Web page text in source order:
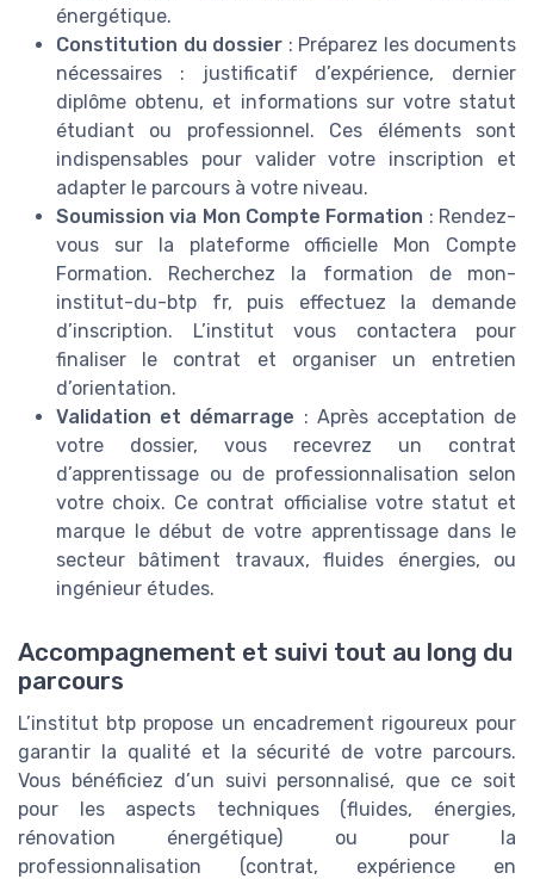
énergétique.
Constitution du dossier : Préparez les documents
nécessaires : justificatif d’expérience, dernier
diplôme obtenu, et informations sur votre statut
étudiant ou professionnel. Ces éléments sont
indispensables pour valider votre inscription et
adapter le parcours à votre niveau.
Soumission via Mon Compte Formation : Rendez-
vous sur la plateforme officielle Mon Compte
Formation. Recherchez la formation de mon-
institut-du-btp fr, puis effectuez la demande
d’inscription. L’institut vous contactera pour
finaliser le contrat et organiser un entretien
d’orientation.
Validation et démarrage : Après acceptation de
votre dossier, vous recevrez un contrat
d’apprentissage ou de professionnalisation selon
votre choix. Ce contrat officialise votre statut et
marque le début de votre apprentissage dans le
secteur bâtiment travaux, fluides énergies, ou
ingénieur études.
Accompagnement et suivi tout au long du
parcours
L’institut btp propose un encadrement rigoureux pour
garantir la qualité et la sécurité de votre parcours.
Vous bénéficiez d’un suivi personnalisé, que ce soit
pour les aspects techniques (fluides, énergies,
rénovation énergétique) ou pour la
professionnalisation (contrat, expérience en